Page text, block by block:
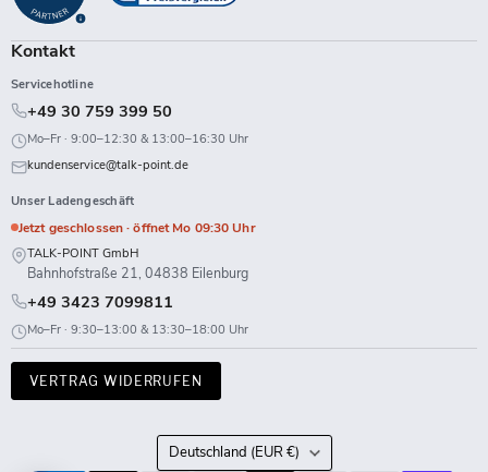
Kontakt
Servicehotline
+49 30 759 399 50
Mo–Fr · 9:00–12:30 & 13:00–16:30 Uhr
kundenservice@talk-point.de
Unser Ladengeschäft
Jetzt geschlossen · öffnet Mo 09:30 Uhr
TALK-POINT GmbH
Bahnhofstraße 21, 04838 Eilenburg
+49 3423 7099811
Mo–Fr · 9:30–13:00 & 13:30–18:00 Uhr
VERTRAG WIDERRUFEN
Land
Deutschland (EUR €)